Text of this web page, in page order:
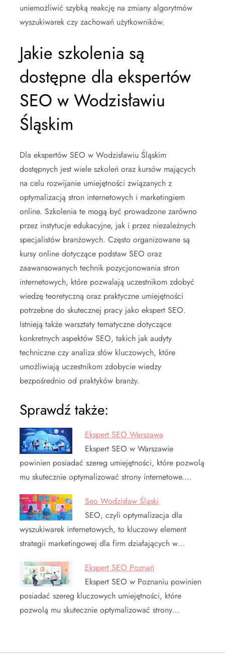
uniemożliwić szybką reakcję na zmiany algorytmów
wyszukiwarek czy zachowań użytkowników.
Jakie szkolenia są
dostępne dla ekspertów
SEO w Wodzisławiu
Śląskim
Dla ekspertów SEO w Wodzisławiu Śląskim
dostępnych jest wiele szkoleń oraz kursów mających
na celu rozwijanie umiejętności związanych z
optymalizacją stron internetowych i marketingiem
online. Szkolenia te mogą być prowadzone zarówno
przez instytucje edukacyjne, jak i przez niezależnych
specjalistów branżowych. Często organizowane są
kursy online dotyczące podstaw SEO oraz
zaawansowanych technik pozycjonowania stron
internetowych, które pozwalają uczestnikom zdobyć
wiedzę teoretyczną oraz praktyczne umiejętności
potrzebne do skutecznej pracy jako ekspert SEO.
Istnieją także warsztaty tematyczne dotyczące
konkretnych aspektów SEO, takich jak audyty
techniczne czy analiza słów kluczowych, które
umożliwiają uczestnikom zdobycie wiedzy
bezpośrednio od praktyków branży.
Sprawdź także:
Ekspert SEO Warszawa
Ekspert SEO w Warszawie
powinien posiadać szereg umiejętności, które pozwolą
mu skutecznie optymalizować strony internetowe.…
Seo Wodzisław Śląski
SEO, czyli optymalizacja dla
wyszukiwarek internetowych, to kluczowy element
strategii marketingowej dla firm działających w…
Ekspert SEO Poznań
Ekspert SEO w Poznaniu powinien
posiadać szereg kluczowych umiejętności, które
pozwolą mu skutecznie optymalizować strony…